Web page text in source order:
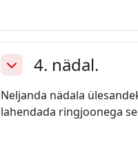
Ahenda4. nädal.
Neljanda nädala
lahendada ringjoonega